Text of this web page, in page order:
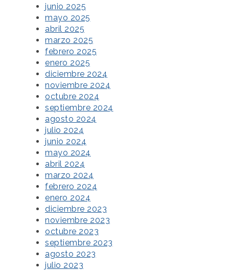
junio 2025
mayo 2025
abril 2025
marzo 2025
febrero 2025
enero 2025
diciembre 2024
noviembre 2024
octubre 2024
septiembre 2024
agosto 2024
julio 2024
junio 2024
mayo 2024
abril 2024
marzo 2024
febrero 2024
enero 2024
diciembre 2023
noviembre 2023
octubre 2023
septiembre 2023
agosto 2023
julio 2023